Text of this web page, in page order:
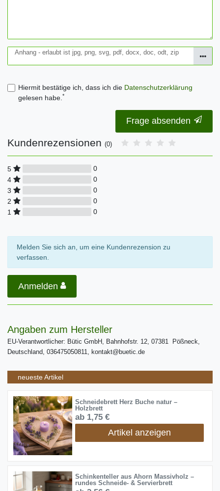
Anhang - erlaubt ist jpg, png, svg, pdf, docx, doc, odt, zip
Hiermit bestätige ich, dass ich die Daten­schutz­erklärung
gelesen habe. *
Frage absenden
Kundenrezensionen (0)
5
0
4
0
3
0
2
0
1
0
Melden Sie sich an, um eine Kundenrezension zu
verfassen.
Anmelden
Angaben zum Hersteller
EU-Verantwortlicher: Bütic GmbH, Bahnhofstr. 12, 07381 Pößneck,
Deutschland, 036475050811, kontakt@buetic.de
neueste Artikel
Schneidebrett Herz Buche natur –
Holzbrett
ab 1,75 €
Artikel anzeigen
Schinkenteller aus Ahorn Massivholz –
rundes Schneide- & Servierbrett